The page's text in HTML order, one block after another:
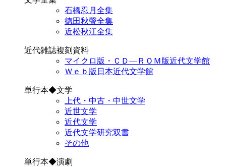
石橋忍月全集
徳田秋聲全集
近松秋江全集
近代雑誌複刻資料
マイクロ版・ＣＤ―ＲＯＭ版近代文学館
Ｗｅｂ版日本近代文学館
単行本◆文学
上代・中古・中世文学
近世文学
近代文学
近代文学研究双書
その他
単行本◆演劇